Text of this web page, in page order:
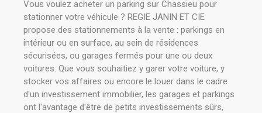
Vous voulez acheter un parking sur Chassieu pour
stationner votre véhicule ? REGIE JANIN ET CIE
propose des stationnements à la vente : parkings en
intérieur ou en surface, au sein de résidences
sécurisées, ou garages fermés pour une ou deux
voitures. Que vous souhaitiez y garer votre voiture, y
stocker vos affaires ou encore le louer dans le cadre
d'un investissement immobilier, les garages et parkings
ont l'avantage d'être de petits investissements sûrs,